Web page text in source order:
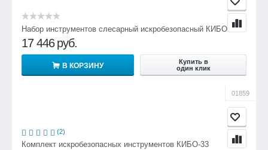
Набор инструментов слесарный искробезопасный КИБО-18
17 446 руб.
В КОРЗИНУ
Купить в
один клик
01859
(2)
Комплект искробезопасных инструментов КИБО-33